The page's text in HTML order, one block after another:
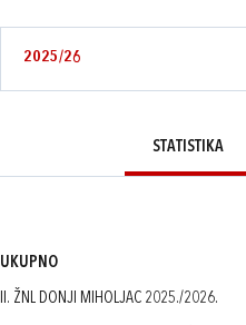
2025/26
STATISTIKA
UKUPNO
II. ŽNL DONJI MIHOLJAC 2025./2026.